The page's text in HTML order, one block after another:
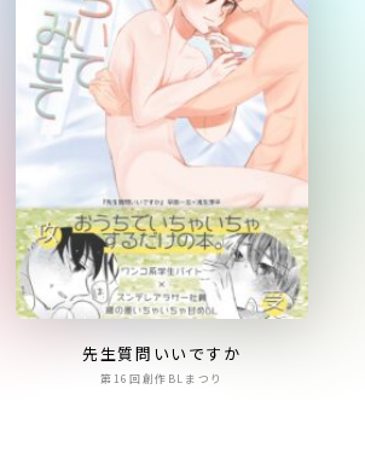
先生質問いいですか
第16回創作BLまつり